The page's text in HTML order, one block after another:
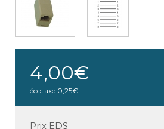
4,00€
écotaxe 0,25€
Prix EDS